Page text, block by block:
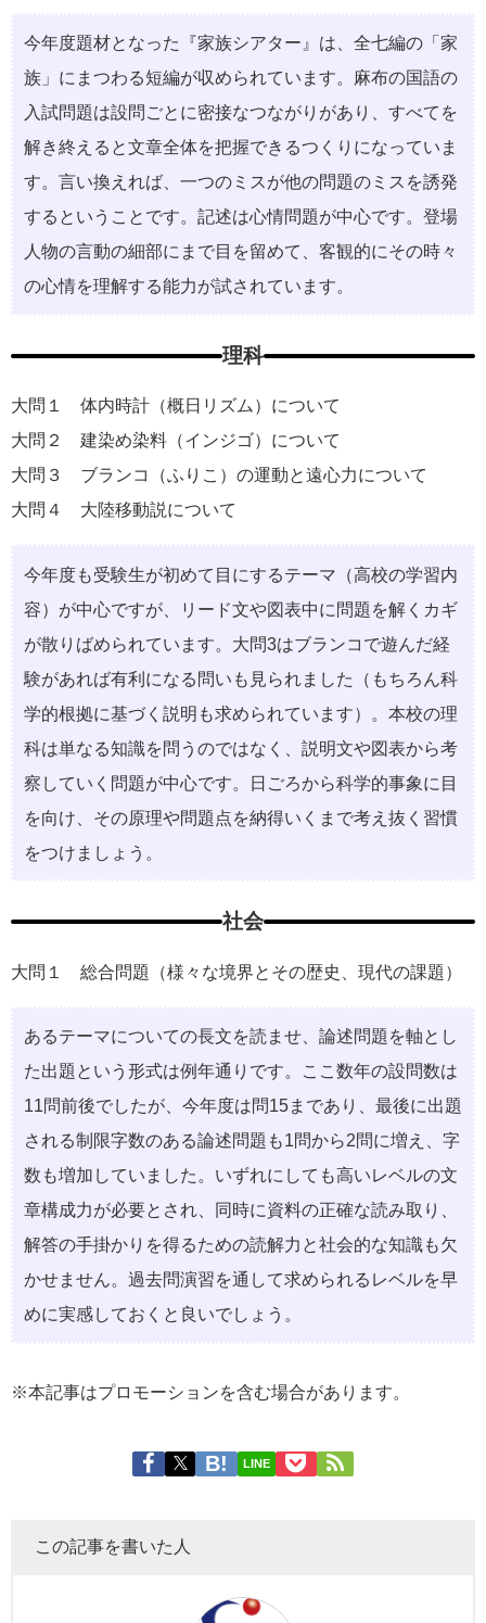
今年度題材となった『家族シアター』は、全七編の「家
族」にまつわる短編が収められています。⿇布の国語の
⼊試問題は設問ごとに密接なつながりがあり、すべてを
解き終えると⽂章全体を把握できるつくりになっていま
す。⾔い換えれば、⼀つのミスが他の問題のミスを誘発
するということです。記述は⼼情問題が中⼼です。登場
⼈物の⾔動の細部にまで⽬を留めて、客観的にその時々
の⼼情を理解する能⼒が試されています。
理科
大問１ 体内時計（概⽇リズム）について
大問２ 建染め染料（インジゴ）について
大問３ ブランコ（ふりこ）の運動と遠⼼⼒について
大問４ ⼤陸移動説について
今年度も受験⽣が初めて⽬にするテーマ（⾼校の学習内
容）が中⼼ですが、リード⽂や図表中に問題を解くカギ
が散りばめられています。⼤問3はブランコで遊んだ経
験があれば有利になる問いも⾒られました（もちろん科
学的根拠に基づく説明も求められています）。本校の理
科は単なる知識を問うのではなく、説明⽂や図表から考
察していく問題が中⼼です。⽇ごろから科学的事象に⽬
を向け、その原理や問題点を納得いくまで考え抜く習慣
をつけましょう。
社会
大問１ 総合問題（様々な境界とその歴史、現代の課題）
あるテーマについての⻑⽂を読ませ、論述問題を軸とし
た出題という形式は例年通りです。ここ数年の設問数は
11問前後でしたが、今年度は問15まであり、最後に出題
される制限字数のある論述問題も1問から2問に増え、字
数も増加していました。いずれにしても⾼いレベルの⽂
章構成⼒が必要とされ、同時に資料の正確な読み取り、
解答の⼿掛かりを得るための読解⼒と社会的な知識も⽋
かせません。過去問演習を通して求められるレベルを早
めに実感しておくと良いでしょう。
※本記事はプロモーションを含む場合があります。
LINE
この記事を書いた人